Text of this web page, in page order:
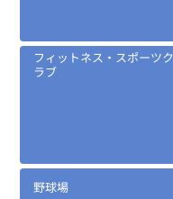
フィットネス・スポーツク
ラブ
野球場